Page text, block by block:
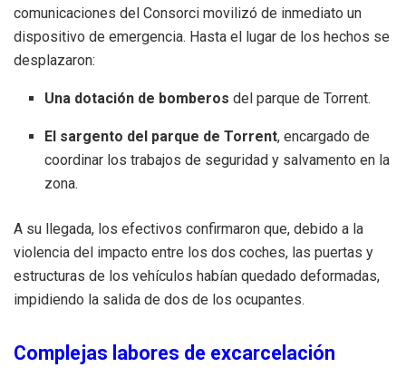
comunicaciones del Consorci movilizó de inmediato un
dispositivo de emergencia. Hasta el lugar de los hechos se
desplazaron:
Una dotación de bomberos del parque de Torrent.
El sargento del parque de Torrent, encargado de
coordinar los trabajos de seguridad y salvamento en la
zona.
A su llegada, los efectivos confirmaron que, debido a la
violencia del impacto entre los dos coches, las puertas y
estructuras de los vehículos habían quedado deformadas,
impidiendo la salida de dos de los ocupantes.
Complejas labores de excarcelación